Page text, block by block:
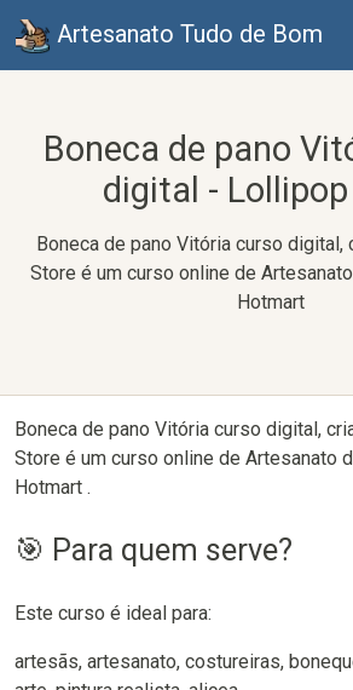
Artesanato Tudo de Bom
Boneca de pano
digital -
Boneca de pano Vitória curso digital,
Store é um curso online de
Hotmart
Boneca de pano Vitória curso digital,
Store é um curso online de Artesanato
Hotmart .
🎯 Para quem serve?
Este curso é ideal para:
artesãs, artesanato, costureiras,